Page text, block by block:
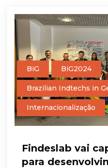
BiG BiG2024
Brazilian Indtechs in
Internacionalização
Findeslab vai
para